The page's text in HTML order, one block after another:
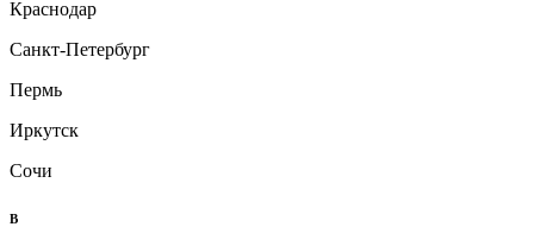
Краснодар
Санкт-Петербург
Пермь
Иркутск
Сочи
B